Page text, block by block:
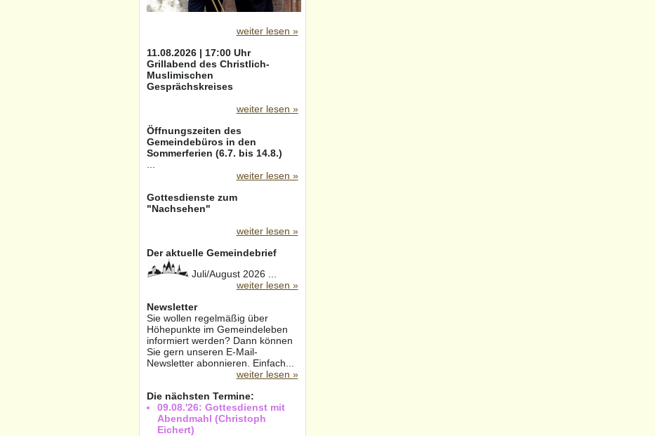
weiter lesen »
11.08.2026 | 17:00 Uhr
Grillabend des Christlich-
Muslimischen
Gesprächskreises
weiter lesen »
Öffnungszeiten des
Gemeindebüros in den
Sommerferien (6.7. bis 14.8.)
weiter lesen »
Gottesdienste zum
"Nachsehen"
weiter lesen »
Der aktuelle Gemeindebrief
Juli/August 2026 ...
weiter lesen »
Newsletter
Sie wollen regelmäßig über
Höhepunkte im Gemeindeleben
informiert werden? Dann können
Sie gern unseren E-Mail-
Newsletter abonnieren. Einfach...
weiter lesen »
Die nächsten Termine:
09.08.'26: Gottesdienst mit
Abendmahl (Christoph
Eichert)